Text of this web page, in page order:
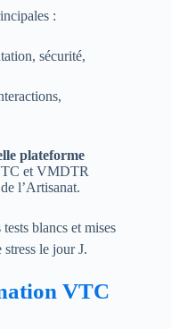
:
sécurité,
plateforme
et VMDTR
l’Artisanat.
blancs et mises
le jour J.
VTC